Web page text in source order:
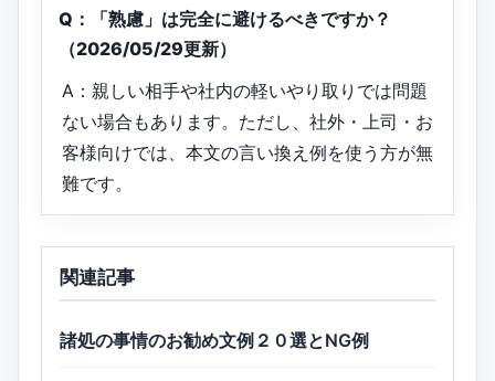
Q：「熟慮」は完全に避けるべきですか？
（2026/05/29更新）
A：親しい相手や社内の軽いやり取りでは問題
ない場合もあります。ただし、社外・上司・お
客様向けでは、本文の言い換え例を使う方が無
難です。
関連記事
諸処の事情のお勧め文例２０選とNG例